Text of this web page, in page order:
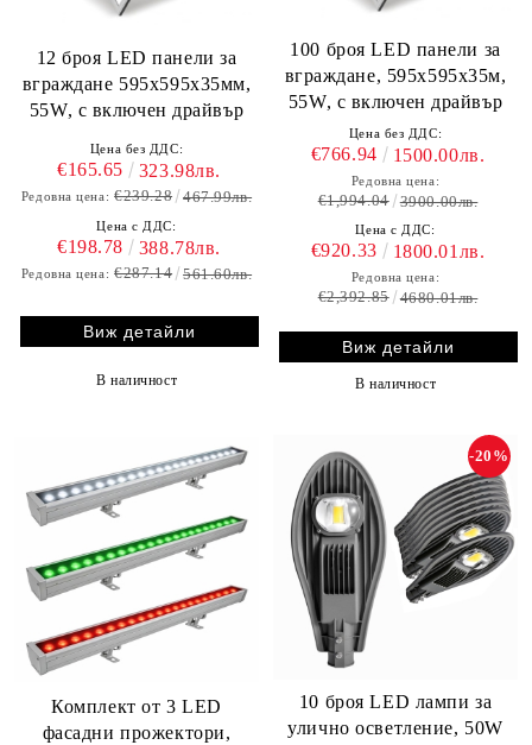
12 броя LED панели за
вграждане 595х595х35мм,
55W, с включен драйвър
Цена без ДДС:
€165.65 323.98лв.
Редовна цена: €239.28 467.99лв.
Цена с ДДС:
€198.78 388.78лв.
Редовна цена: €287.14 561.60лв.
Виж детайли
В наличност
100 броя LED панели за
вграждане, 595х595х35м,
55W, с включен драйвър
Цена без ДДС:
€766.94 1500.00лв.
Редовна цена:
€1,994.04 3900.00лв.
Цена с ДДС:
€920.33 1800.01лв.
Редовна цена:
€2,392.85 4680.01лв.
Виж детайли
В наличност
Комплект от 3 LED
фасадни прожектори,
10 броя LED лампи за
улично осветление, 50W
-20%